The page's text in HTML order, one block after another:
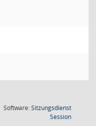
Software:Sitzungsdienst
Session(Wird in